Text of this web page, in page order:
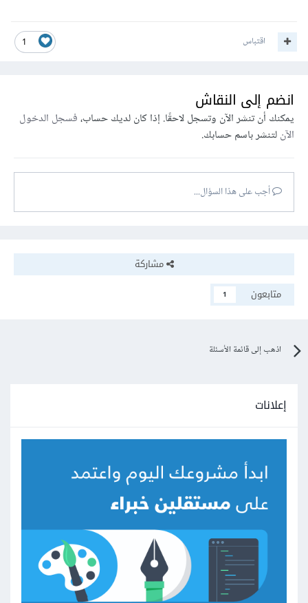
1 اقتباس
انضم إلى النقاش
يمكنك أن تنشر الآن وتسجل لاحقًا. إذا كان لديك حساب،فسجل الدخول
الآنلتنشر باسم حسابك.
أجب على هذا السؤال...
مشاركة
متابعون
1
اذهب إلى قائمة الأسئلة
إعلانات